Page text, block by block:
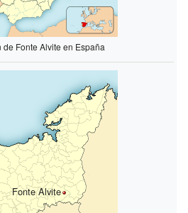
de Fonte Alvite en España
Fonte Alvite